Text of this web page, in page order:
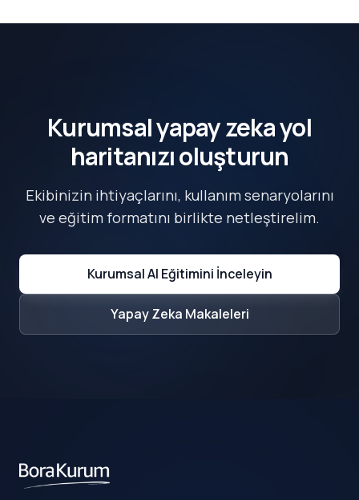
Kurumsal yapay zeka yol
haritanızı oluşturun
Ekibinizin ihtiyaçlarını, kullanım senaryolarını
ve eğitim formatını birlikte netleştirelim.
Kurumsal AI Eğitimini İnceleyin
Yapay Zeka Makaleleri